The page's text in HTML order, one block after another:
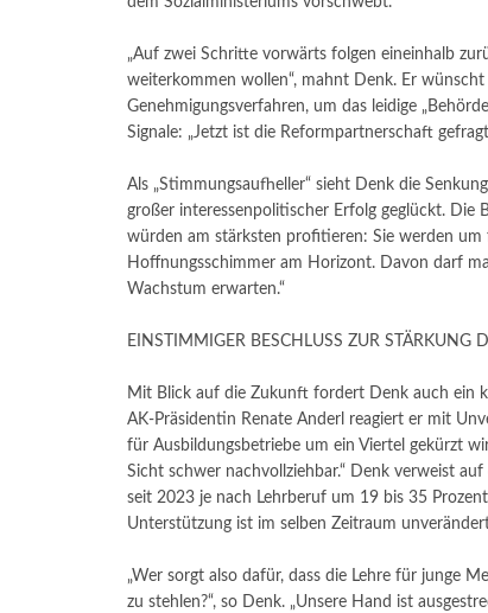
„Auf zwei Schritte vorwärts folgen eineinhalb
weiterkommen wollen“, mahnt Denk. Er
Genehmigungsverfahren, um das leidige
Signale: „Jetzt ist die Reformpartnerschaft
Als „Stimmungsaufheller“ sieht Denk die
großer interessenpolitischer Erfolg geglückt. Die
würden am stärksten profitieren: Sie werden
Hoffnungsschimmer am Horizont. Davon darf
Wachstum erwarten.“
EINSTIMMIGER BESCHLUSS ZUR STÄRKUNG
Mit Blick auf die Zukunft fordert Denk auch ein
AK-Präsidentin Renate Anderl reagiert er mit
für Ausbildungsbetriebe um ein Viertel gekürzt
Sicht schwer nachvollziehbar.“ Denk verweist
seit 2023 je nach Lehrberuf um 19 bis 35
Unterstützung ist im selben Zeitraum
„Wer sorgt also dafür, dass die Lehre für junge
zu stehlen?“, so Denk. „Unsere Hand ist